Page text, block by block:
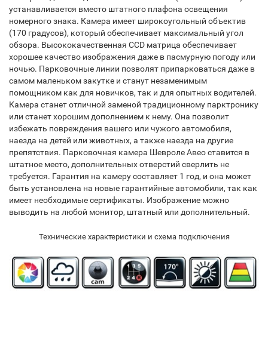
устанавливается вместо штатного плафона освещения
номерного знака. Камера имеет широкоугольный объектив
(170 градусов), который обеспечивает максимальный угол
обзора. Высококачественная CCD матрица обеспечивает
хорошее качество изображения даже в пасмурную погоду или
ночью. Парковочные линии позволят припарковаться даже в
самом маленьком закутке и станут незаменимым
помощником как для новичков, так и для опытных водителей.
Камера станет отличной заменой традиционному парктронику
или станет хорошим дополнением к нему. Она позволит
избежать повреждения вашего или чужого автомобиля,
наезда на детей или животных, а также наезда на другие
препятствия. Парковочная камера Шевроле Авео ставится в
штатное место, дополнительных отверстий сверлить не
требуется. Гарантия на камеру составляет 1 год, и она может
быть установлена на новые гарантийные автомобили, так как
имеет необходимые сертификаты. Изображение можно
выводить на любой монитор, штатный или дополнительный.
Технические характеристики и схема подключения